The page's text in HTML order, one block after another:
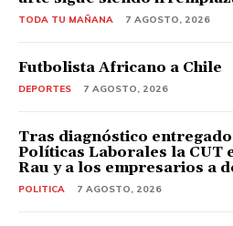
TODA TU MAÑANA 7 AGOSTO, 2026
Futbolista Africano a Chile
DEPORTES 7 AGOSTO, 2026
Tras diagnóstico
Políticas Laborales la CUT
Rau y a los empresarios a
POLITICA 7 AGOSTO, 2026